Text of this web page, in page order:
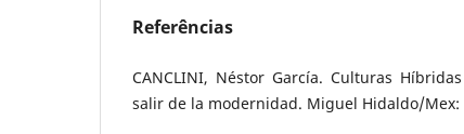
Referências
CANCLINI, Néstor García. Culturas
salir de la modernidad. Miguel Hidaldo/Mex: